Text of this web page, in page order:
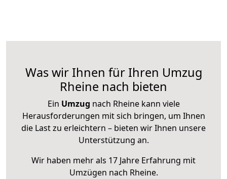
Was wir Ihnen für Ihren Umzug
Rheine nach bieten
Ein Umzug nach Rheine kann viele
Herausforderungen mit sich bringen, um Ihnen
die Last zu erleichtern – bieten wir Ihnen unsere
Unterstützung an.
Wir haben mehr als 17 Jahre Erfahrung mit
Umzügen nach Rheine.